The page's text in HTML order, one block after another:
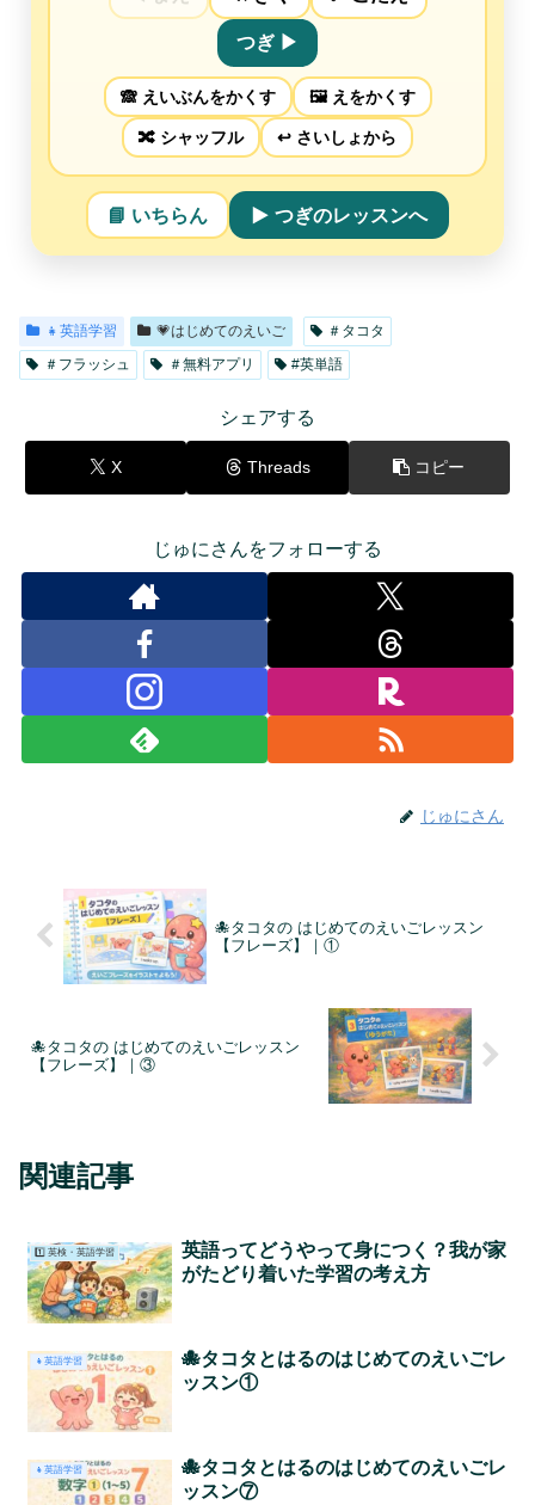
つぎ ▶︎
🙈 えいぶんをかくす 🖼️ えをかくす
🔀 シャッフル ↩︎ さいしょから
📘 いちらん ▶ つぎのレッスンへ
👧英語学習 💗はじめてのえいご
＃タコタ
＃フラッシュ
＃無料アプリ #英単語
シェアする
X Threads コピー
じゅにさんをフォローする
じゅにさん
🐙タコタの はじめてのえいごレッスン
【フレーズ】｜①
🐙タコタの はじめてのえいごレッスン
【フレーズ】｜③
関連記事
1️⃣ 英検・英語学習
英語ってどうやって身につく？我が家
がたどり着いた学習の考え方
👧英語学習
🐙タコタとはるのはじめてのえいごレ
ッスン①
👧英語学習
🐙タコタとはるのはじめてのえいごレ
ッスン⑦